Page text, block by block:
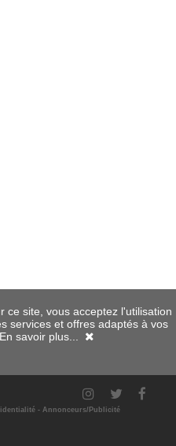
- Annonceurs/Publicité
ce site, vous acceptez l'utilisation
services et offres adaptés à vos
En savoir plus...